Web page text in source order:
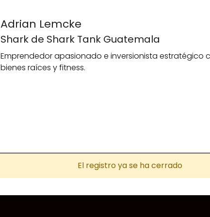
Adrian Lemcke
Shark de Shark Tank Guatemala
Emprendedor apasionado e inversionista estratégico
bienes raíces y fitness.
El registro ya se ha cerrado